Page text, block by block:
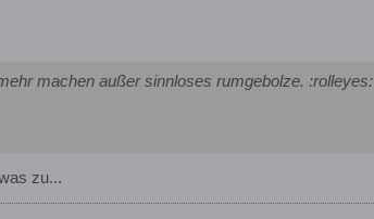
machen außer sinnloses rumgebolze. :rolleyes:
zu...